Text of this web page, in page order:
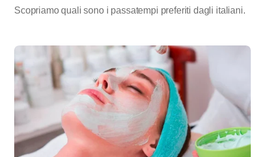
Scopriamo quali sono i passatempi preferiti dagli italiani.